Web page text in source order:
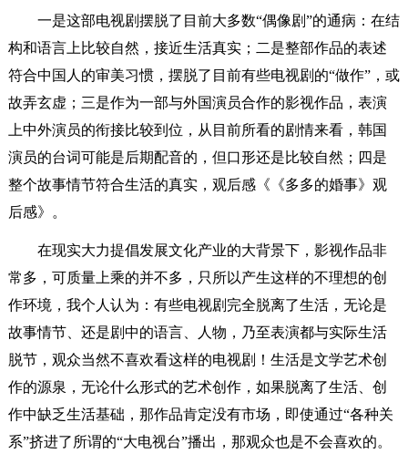
一是这部电视剧摆脱了目前大多数“偶像剧”的通病：在结
构和语言上比较自然，接近生活真实；二是整部作品的表述
符合中国人的审美习惯，摆脱了目前有些电视剧的“做作”，或
故弄玄虚；三是作为一部与外国演员合作的影视作品，表演
上中外演员的衔接比较到位，从目前所看的剧情来看，韩国
演员的台词可能是后期配音的，但口形还是比较自然；四是
整个故事情节符合生活的真实，观后感《《多多的婚事》观
后感》。
在现实大力提倡发展文化产业的大背景下，影视作品非
常多，可质量上乘的并不多，只所以产生这样的不理想的创
作环境，我个人认为：有些电视剧完全脱离了生活，无论是
故事情节、还是剧中的语言、人物，乃至表演都与实际生活
脱节，观众当然不喜欢看这样的电视剧！生活是文学艺术创
作的源泉，无论什么形式的艺术创作，如果脱离了生活、创
作中缺乏生活基础，那作品肯定没有市场，即使通过“各种关
系”挤进了所谓的“大电视台”播出，那观众也是不会喜欢的。